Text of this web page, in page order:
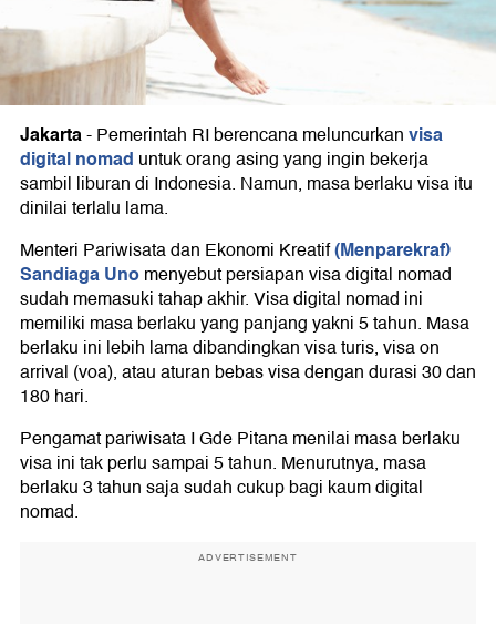
Jakarta-Pemerintah RI berencana meluncurkanvisa
digital nomad untuk orang asing yang ingin bekerja
sambil liburan di Indonesia. Namun, masa berlaku visa itu
dinilai terlalu lama.
Menteri Pariwisata dan Ekonomi Kreatif(Menparekraf)
Sandiaga Unomenyebut persiapan visa digital nomad
sudah memasuki tahap akhir. Visa digital nomad ini
memiliki masa berlaku yang panjang yakni 5 tahun. Masa
berlaku ini lebih lama dibandingkan visa turis, visa on
arrival (voa), atau aturan bebas visa dengan durasi 30 dan
180 hari.
Pengamat pariwisata I Gde Pitana menilai masa berlaku
visa ini tak perlu sampai 5 tahun. Menurutnya, masa
berlaku 3 tahun saja sudah cukup bagi kaum digital
nomad.
ADVERTISEMENT